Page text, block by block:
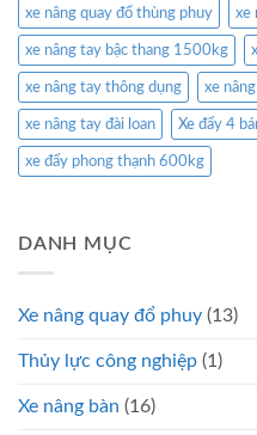
xe nâng quay đổ thùng phuy xe
xe nâng tay bậc thang 1500kg
xe nâng tay thông dụng xe
xe nâng tay đài loan Xe đẩy 4
xe đẩy phong thạnh 600kg
DANH MỤC
Xe nâng quay đổ phuy (13)
Thủy lực công nghiệp (1)
Xe nâng bàn (16)